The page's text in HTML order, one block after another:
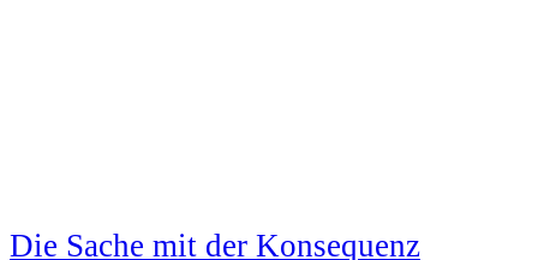
Die Sache mit der Konsequenz